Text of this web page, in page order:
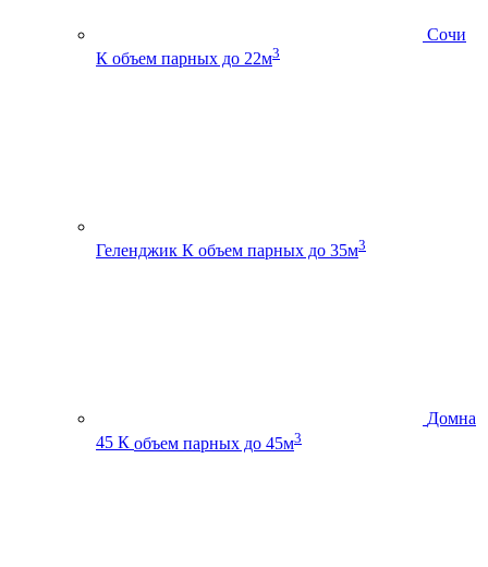
Сочи
К объем парных до 22м3
Геленджик К объем парных до 35м3
Домна
45 К объем парных до 45м3